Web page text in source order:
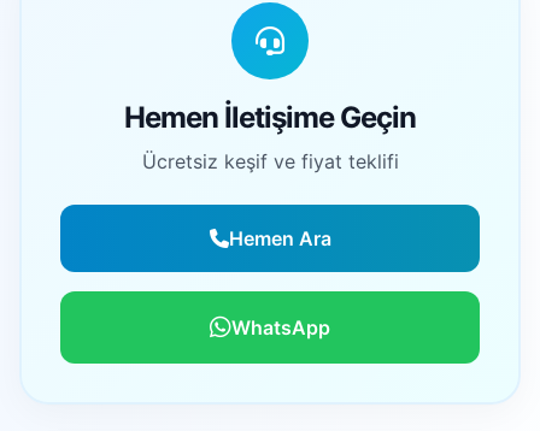
Hemen İletişime Geçin
Ücretsiz keşif ve fiyat teklifi
Hemen Ara
WhatsApp